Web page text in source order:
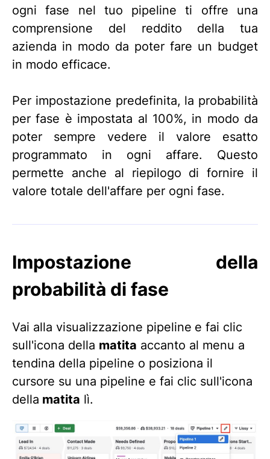
ogni fase nel tuo pipeline ti offre una
comprensione del reddito della tua
azienda in modo da poter fare un budget
in modo efficace.
Per impostazione predefinita, la probabilità
per fase è impostata al 100%, in modo da
poter sempre vedere il valore esatto
programmato in ogni affare. Questo
permette anche al riepilogo di fornire il
valore totale dell'affare per ogni fase.
Impostazione della
probabilità di fase
Vai alla visualizzazione pipeline e fai clic
sull'icona della matita accanto al menu a
tendina della pipeline o posiziona il
cursore su una pipeline e fai clic sull'icona
della matita lì.